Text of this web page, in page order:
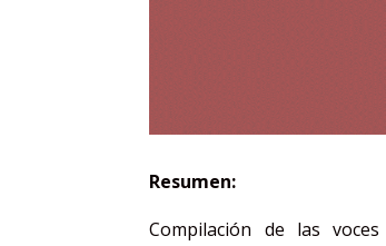
Resumen:
Compilación de las